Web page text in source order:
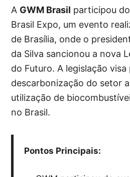
A GWM Brasil participou
Brasil Expo, um evento
de Brasília, onde o
da Silva sancionou a nova
do Futuro. A legislação
descarbonização do setor
utilização de
no Brasil.
Pontos Principais: